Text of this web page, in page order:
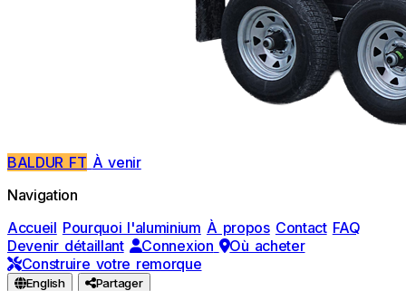
BALDUR FT À venir
Navigation
Accueil Pourquoi l'aluminium À propos Contact FAQ
Devenir détaillant
Connexion
Où acheter
Construire votre remorque
English Partager